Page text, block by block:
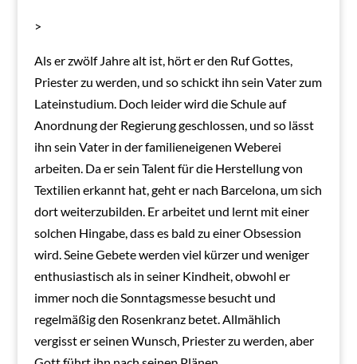
>
Als er zwölf Jahre alt ist, hört er den Ruf Gottes,
Priester zu werden, und so schickt ihn sein Vater zum
Lateinstudium. Doch leider wird die Schule auf
Anordnung der Regierung geschlossen, und so lässt
ihn sein Vater in der familieneigenen Weberei
arbeiten. Da er sein Talent für die Herstellung von
Textilien erkannt hat, geht er nach Barcelona, um sich
dort weiterzubilden. Er arbeitet und lernt mit einer
solchen Hingabe, dass es bald zu einer Obsession
wird. Seine Gebete werden viel kürzer und weniger
enthusiastisch als in seiner Kindheit, obwohl er
immer noch die Sonntagsmesse besucht und
regelmäßig den Rosenkranz betet. Allmählich
vergisst er seinen Wunsch, Priester zu werden, aber